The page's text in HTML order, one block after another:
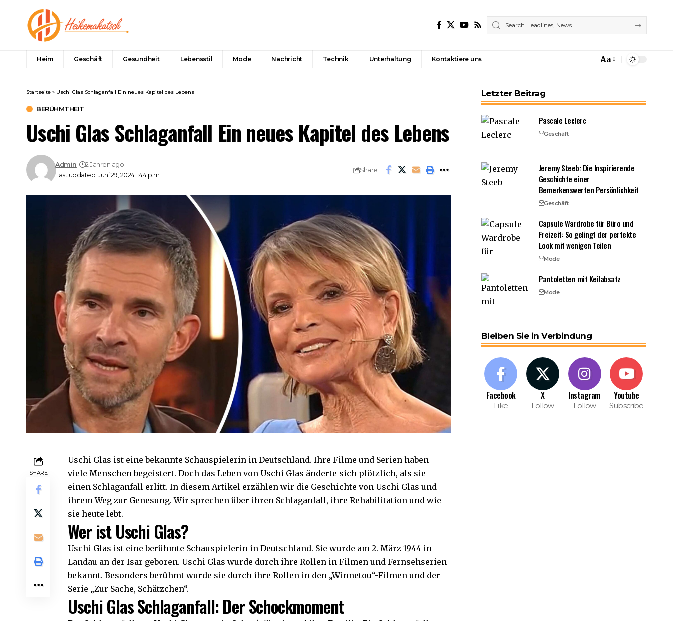
Heim Geschäft Gesundheit Lebensstil Mode Nachricht Technik Unterhaltung Kontaktiere uns
Font
Aa
Startseite » Uschi Glas Schlaganfall Ein neues Kapitel des Lebens
BERÜHMTHEIT
Uschi Glas Schlaganfall Ein neues Kapitel des Lebens
Last updated: Juni 29, 2024 1:44 p.m.
Admin 2 Jahren ago
Share
SHARE
Uschi Glas ist eine bekannte Schauspielerin in Deutschland. Ihre Filme und Serien haben
viele Menschen begeistert. Doch das Leben von Uschi Glas änderte sich plötzlich, als sie
einen Schlaganfall erlitt. In diesem Artikel erzählen wir die Geschichte von Uschi Glas und
ihrem Weg zur Genesung. Wir sprechen über ihren Schlaganfall, ihre Rehabilitation und wie
sie heute lebt.
Wer ist Uschi Glas?
Uschi Glas ist eine berühmte Schauspielerin in Deutschland. Sie wurde am 2. März 1944 in
Landau an der Isar geboren. Uschi Glas wurde durch ihre Rollen in Filmen und Fernsehserien
bekannt. Besonders berühmt wurde sie durch ihre Rollen in den „Winnetou“-Filmen und der
Serie „Zur Sache, Schätzchen“.
Uschi Glas Schlaganfall: Der Schockmoment
Letzter Beitrag
Pascale Leclerc
Geschäft
Jeremy Steeb: Die Inspirierende
Geschichte einer
Bemerkenswerten Persönlichkeit
Geschäft
Capsule Wardrobe für Büro und
Freizeit: So gelingt der perfekte
Look mit wenigen Teilen
Mode
Pantoletten mit Keilabsatz
Mode
Bleiben Sie in Verbindung
Facebook
Like
X
Follow
Instagram
Follow
Youtube
Subscribe